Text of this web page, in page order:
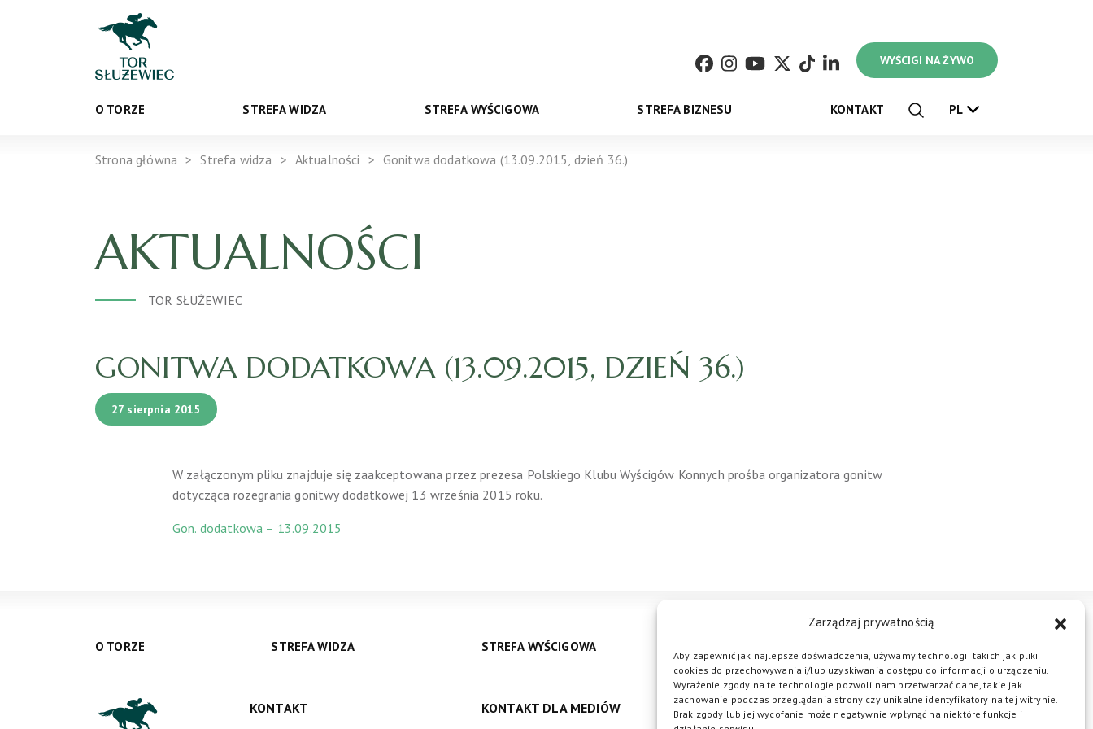
Zarządzaj prywatnością
Aby zapewnić jak najlepsze doświadczenia, używamy technologii takich jak pliki
cookies do przechowywania i/lub uzyskiwania dostępu do informacji o urządzeniu.
Wyrażenie zgody na te technologie pozwoli nam przetwarzać dane, takie jak
zachowanie podczas przeglądania strony czy unikalne identyfikatory na tej witrynie.
Brak zgody lub jej wycofanie może negatywnie wpłynąć na niektóre funkcje i
WYŚCIGI NA ŻYWO
O TORZE STREFA WIDZA STREFA WYŚCIGOWA STREFA BIZNESU KONTAKT PL
Strona główna Strefa widza Aktualności Gonitwa dodatkowa (13.09.2015, dzień 36.)
AKTUALNOŚCI
TOR SŁUŻEWIEC
GONITWA DODATKOWA (13.09.2015, DZIEŃ 36.)
27 sierpnia 2015
W załączonym pliku znajduje się zaakceptowana przez prezesa Polskiego Klubu Wyścigów Konnych prośba organizatora gonitw
dotycząca rozegrania gonitwy dodatkowej 13 września 2015 roku.
Gon. dodatkowa – 13.09.2015
O TORZE STREFA WIDZA STREFA WYŚCIGOWA
KONTAKT KONTAKT DLA MEDIÓW DOŁĄCZ DO NAS